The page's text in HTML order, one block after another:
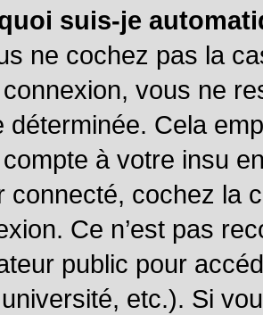
suis-je
ne cochez pas la
vous ne
déterminée. Cela
à votre insu
connecté, cochez la
Ce n’est pas
public pour
etc.). Si